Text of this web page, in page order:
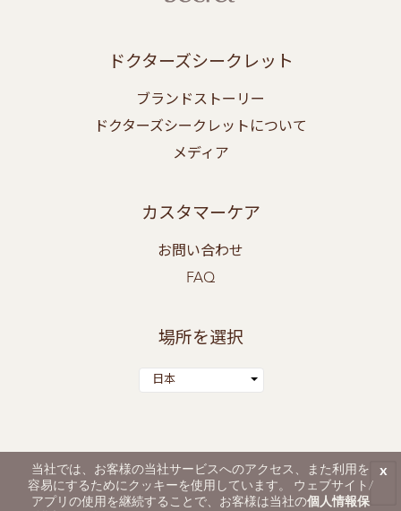
ドクターズシークレット
ブランドストーリー
ドクターズシークレットについて
メディア
カスタマーケア
お問い合わせ
FAQ
場所を選択
日本
ドクターズシークレット、エスティア、BWLは、BestWorldの登録商標です。
© 2026 Best World. 全ての権利を保有します。
当社では、お客様の当社サービスへのアクセス、また利用を
容易にするためにクッキーを使用しています。 ウェブサイト/
アプリの使用を継続することで、お客様は当社の個人情報保
x